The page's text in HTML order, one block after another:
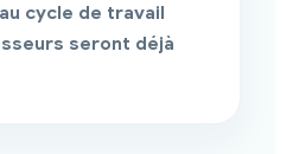
cycle de travail
seront déjà